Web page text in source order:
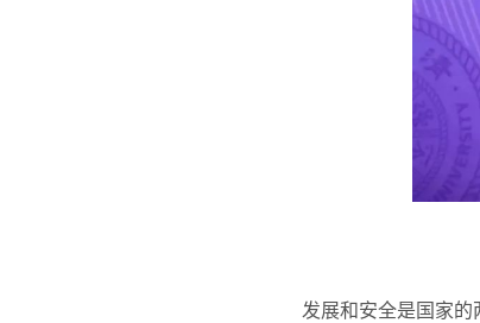
发展和安全是国家